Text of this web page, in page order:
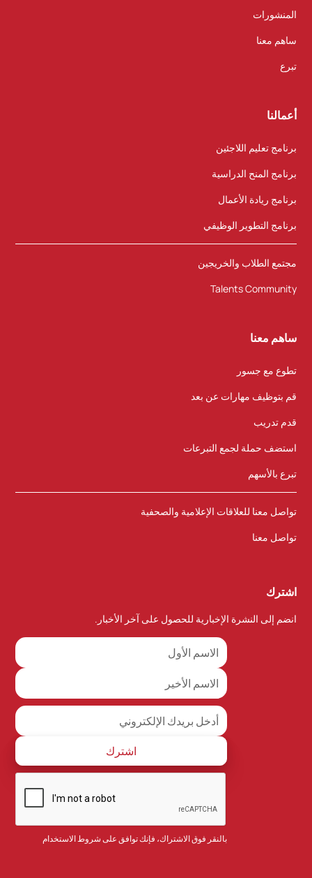
المنشورات
ساهم معنا
تبرع
أعمالنا
برنامج تعليم اللاجئين
برنامج المنح الدراسية
برنامج ريادة الأعمال
برنامج التطوير الوظيفي
مجتمع الطلاب والخريجين
Talents Community
ساهم معنا
تطوع مع جسور
قم بتوظيف مهارات عن بعد
قدم تدريب
استضف حملة لجمع التبرعات
تبرع بالأسهم
تواصل معنا للعلاقات الإعلامية والصحفية
تواصل معنا
اشترك
انضم إلى النشرة الإخبارية للحصول على آخر الأخبار.
بالنقر فوق الاشتراك، فإنك توافق علىشروط الاستخدام